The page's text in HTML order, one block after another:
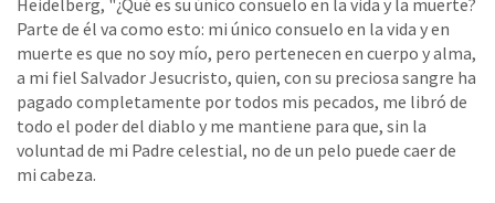
Heidelberg, "¿Qué es su único consuelo en la vida y la muerte?
Parte de él va como esto: mi único consuelo en la vida y en
muerte es que no soy mío, pero pertenecen en cuerpo y alma,
a mi fiel Salvador Jesucristo, quien, con su preciosa sangre ha
pagado completamente por todos mis pecados, me libró de
todo el poder del diablo y me mantiene para que, sin la
voluntad de mi Padre celestial, no de un pelo puede caer de
mi cabeza.